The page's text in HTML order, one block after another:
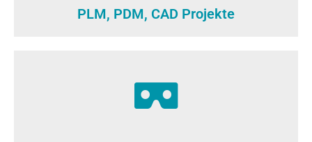
PLM, PDM, CAD Projekte